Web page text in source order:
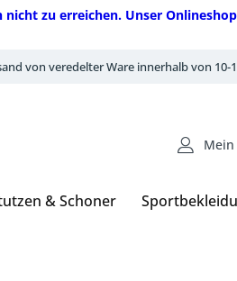
zu erreichen. Unser
von veredelter Ware innerhalb von 10-
& Schoner